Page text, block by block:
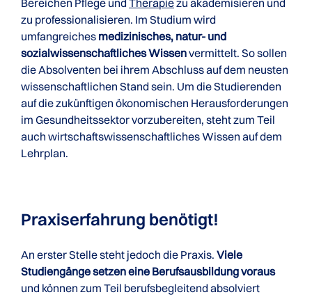
Bereichen Pflege und Therapiezu akademisieren und
zu professionalisieren. Im Studium wird
umfangreiches medizinisches, natur- und
sozialwissenschaftliches Wissenvermittelt. So sollen
die Absolventen bei ihrem Abschluss auf dem neusten
wissenschaftlichen Stand sein. Um die Studierenden
auf die zukünftigen ökonomischen Herausforderungen
im Gesundheitssektor vorzubereiten, steht zum Teil
auch wirtschaftswissenschaftliches Wissen auf dem
Lehrplan.
Praxiserfahrung benötigt!
An erster Stelle steht jedoch die Praxis. Viele
Studiengänge setzen eine Berufsausbildung voraus
und können zum Teil berufsbegleitend absolviert